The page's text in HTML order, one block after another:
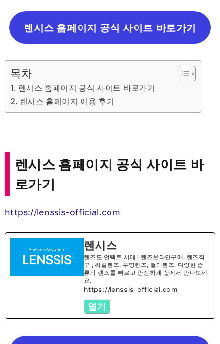
렌시스 홈페이지 공식 사이트 바로가기
목차
렌시스 홈페이지 공식 사이트 바로가기
렌시스 홈페이지 이용 후기
렌시스 홈페이지 공식 사이트 바
로가기
https://lenssis-official.com
렌시스
렌즈도 언택트 시대!, 렌즈온라인구매, 렌즈직
구 , 써클렌즈, 투명렌즈, 컬러렌즈, 다양한 종
류의 렌즈를 빠르고 안전하게 집에서 만나보세
요.
https://lenssis-official.com
열기